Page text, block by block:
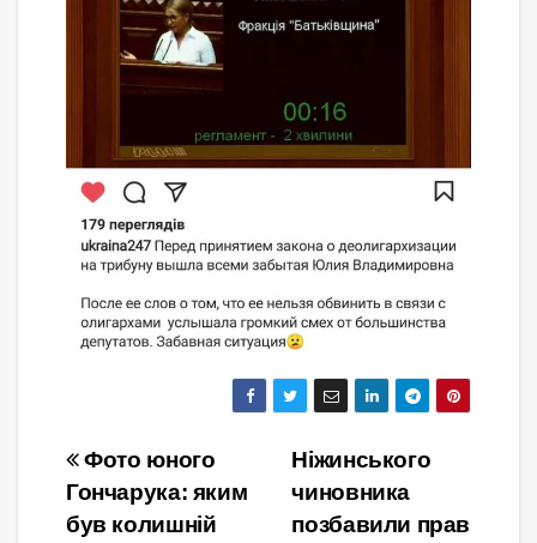
Навігація
записів
Ніжинського
чиновника
позбавили прав
Фото юного
Гончарука: яким
був колишній